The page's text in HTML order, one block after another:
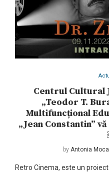
Centrul Cultural
„Teodor T.
Multifuncțional
„Jean Constantin”
by Antonia
Retro Cinema, este un